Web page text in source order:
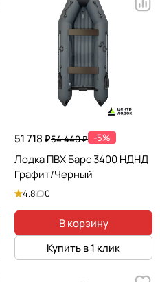
51 718 ₽54 440 ₽ -5%
Лодка ПВХ Барс 3400 НДНД
Графит/Черный
4.8 0
В корзину
Купить в 1 клик